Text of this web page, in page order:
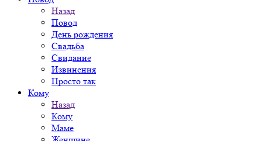
Назад
Повод
День рождения
Свадьба
Свидание
Извинения
Просто так
Кому
Назад
Кому
Маме